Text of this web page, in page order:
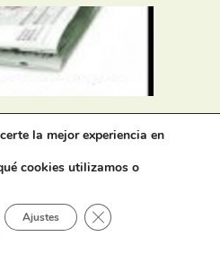
SAD, SERVICIO
A DOMICILIO
de 2026
la mejor experiencia en
cookies utilizamos o
Ajustes Cerrar el banner de